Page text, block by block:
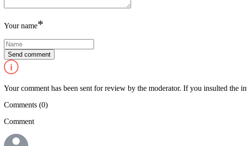
Your name*
Your comment has been sent for review by the moderator. If you insulted the
Comments (0)
Comment